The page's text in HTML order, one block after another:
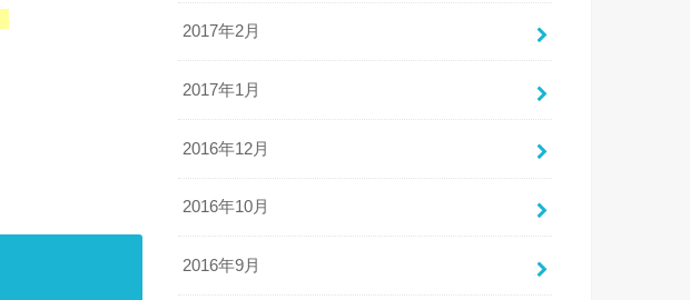
2017年2月
2017年1月
2016年12月
2016年10月
2016年9月